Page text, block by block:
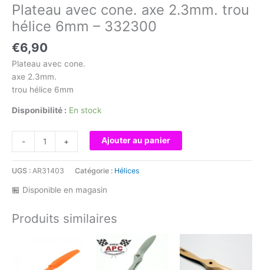
Plateau avec cone. axe 2.3mm. trou
hélice 6mm – 332300
€6,90
Plateau avec cone.
axe 2.3mm.
trou hélice 6mm
Disponibilité : En stock
-
de
Plateau
avec
cone.
2.3mm.
+ Ajouter au panier
UGS : AR31403 Catégorie : Hélices
🏪 Disponible en magasin
Produits similaires